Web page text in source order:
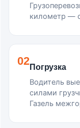
километр —
02Погрузка
Водитель
силами
Газель